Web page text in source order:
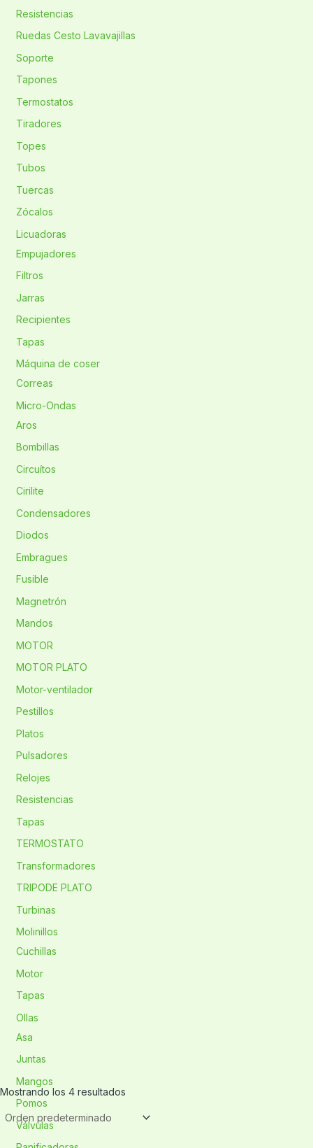
Resistencias
Ruedas Cesto Lavavajillas
Soporte
Tapones
Termostatos
Tiradores
Topes
Tubos
Tuercas
Zócalos
Licuadoras
Empujadores
Filtros
Jarras
Recipientes
Tapas
Máquina de coser
Correas
Micro-Ondas
Aros
Bombillas
Circuítos
Cirilite
Condensadores
Diodos
Embragues
Fusible
Magnetrón
Mandos
MOTOR
MOTOR PLATO
Motor-ventilador
Pestillos
Platos
Pulsadores
Relojes
Resistencias
Tapas
TERMOSTATO
Transformadores
TRIPODE PLATO
Turbinas
Molinillos
Cuchillas
Motor
Tapas
Ollas
Asa
Juntas
Mangos
Pomos
Válvulas
Mostrando los 4 resultados